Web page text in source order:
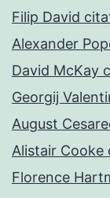
Filip David
Alexander
David McKay
Georgij
August
Alistair Cooke
Florence